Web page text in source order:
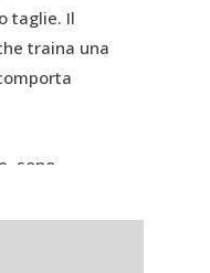
taglie. Il
traina una
sono
lineare